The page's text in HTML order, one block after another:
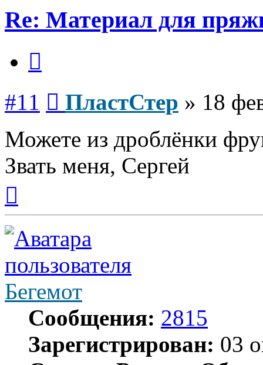
Re: Материал для
#11 ПластСтер » 18
Можете из дроблёнки
Звать меня, Сергей
началу
Бегемот
Сообщения: 2815
Зарегистрирован: 03